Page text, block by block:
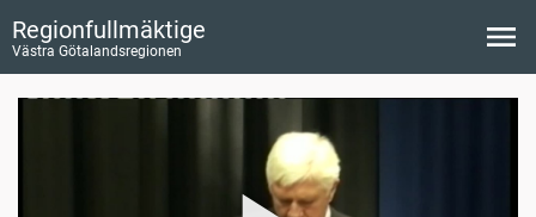
Regionfullmäktige
Västra Götalandsregionen